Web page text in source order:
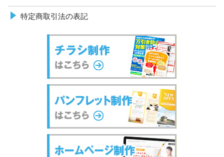
特定商取引法の表記